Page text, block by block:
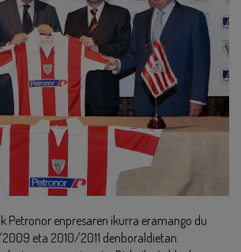
Petronor enpresaren ikurra eramango du
eta 2010/2011 denboraldietan.